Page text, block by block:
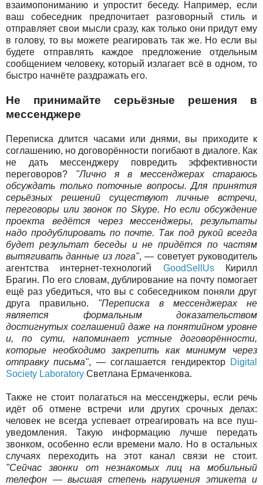
взаимопониманию и упростит беседу. Например, если
ваш собеседник предпочитает разговорный стиль и
отправляет свои мысли сразу, как только они придут ему
в голову, то вы можете реагировать так же. Но если вы
будете отправлять каждое предложение отдельным
сообщением человеку, который излагает всё в одном, то
быстро начнёте раздражать его.
Не принимайте серьёзные решения в
мессенджере
Переписка длится часами или днями, вы приходите к
соглашению, но договорённости погибают в диалоге. Как
не дать мессенджеру повредить эффективности
переговоров? "Лично я в мессенджерах стараюсь
обсуждать только поточные вопросы. Для принятия
серьёзных решений существуют личные встречи,
переговоры или звонок по Skype. Но если обсуждение
проекта ведётся через мессенджеры, результаты
надо продублировать по почте. Так под рукой всегда
будет результат беседы и не придётся по частям
вытягивать данные из лога", — советует руководитель
агентства интернет-технологий GoodSellUsКирилл
Брагин. По его словам, дублирование на почту помогает
ещё раз убедиться, что вы с собеседником поняли друг
друга правильно. "Переписка в мессенджерах не
является формальным доказательством
достигнутых соглашений даже на понятийном уровне
и, по сути, напоминает устные договорённости,
которые необходимо закрепить как минимум через
отправку письма", — соглашается гендиректор Digital
Society Laboratory Светлана Ермаченкова.
Также не стоит полагаться на мессенджеры, если речь
идёт об отмене встречи или других срочных делах:
человек не всегда успевает отреагировать на все пуш-
уведомления. Такую информацию лучше передать
звонком, особенно если времени мало. Но в остальных
случаях переходить на этот канал связи не стоит.
"Сейчас звонки от незнакомых лиц на мобильный
телефон — высшая степень нарушения этикета и